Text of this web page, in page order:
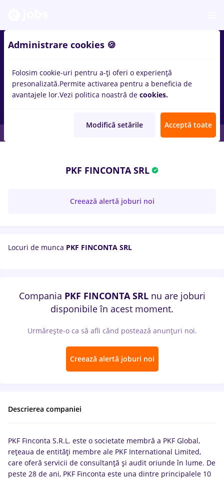
PKF FINCONTA SRL
Creează alertă joburi noi
Locuri de munca PKF FINCONTA SRL
Compania PKF FINCONTA SRLnu are joburi
disponibile în acest moment.
Urmărește-o ca să afli când postează anunțuri noi.
Creează alertă joburi noi
Descrierea companiei
PKF Finconta S.R.L. este o societate membră a PKF Global,
rețeaua de entități membre ale PKF International Limited,
care oferă servicii de consultanță și audit oriunde în lume. De
peste 28 de ani, PKF Finconta este una dintre principalele 10
Administrare cookies 🍪
Folosim cookie-uri pentru a-ți oferi o experiență
presonalizată.Permite activarea pentru a beneficia de
avantajele lor.Vezi politica noastră de cookies.
Modifică setările Acceptă toate